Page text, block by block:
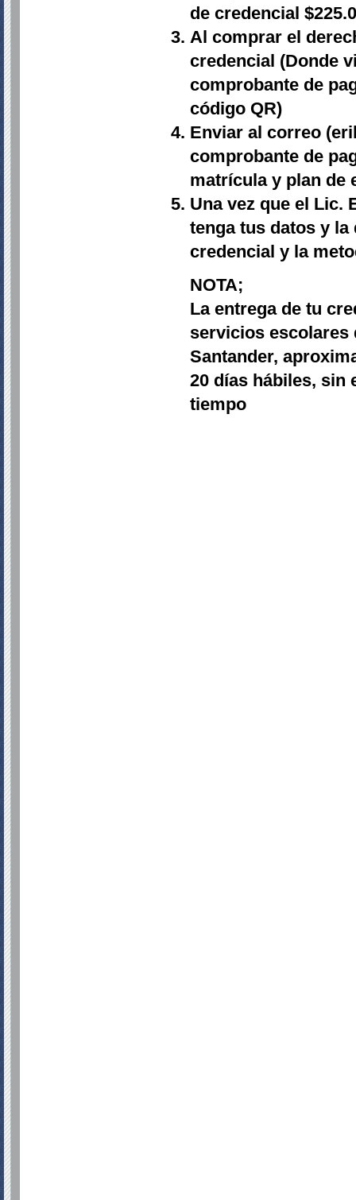
de credencial
Al comprar el
credencial (Donde
comprobante de
código QR)
Enviar al correo
comprobante de
matrícula y plan de
Una vez que el Lic.
tenga tus datos y
credencial y la
NOTA;
La entrega de tu
servicios escolares
Santander,
20 días hábiles, sin
tiempo